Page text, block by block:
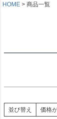
HOME 商品一覧
価格が
キー
並び替え 価格